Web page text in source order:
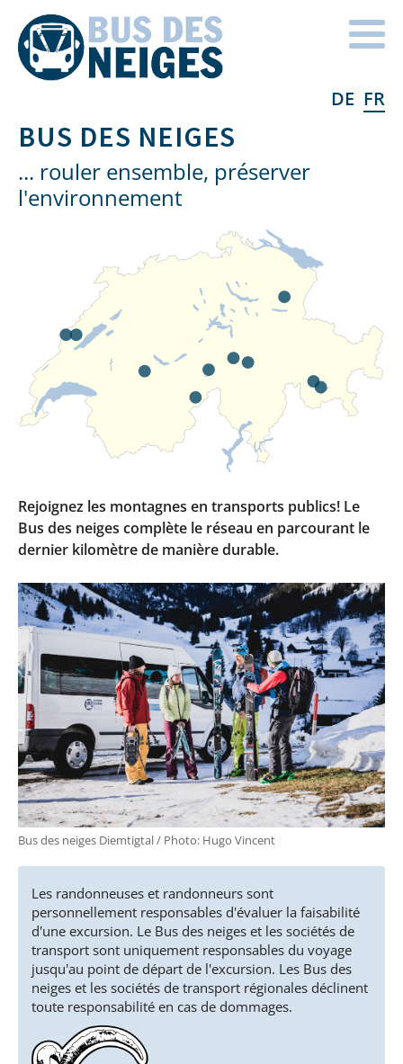
Home
DE FR
BUS DES NEIGES
... rouler ensemble, préserver
l'environnement
Rejoignez les montagnes en transports publics! Le
Bus des neiges complète le réseau en parcourant le
dernier kilomètre de manière durable.
Bus des neiges Diemtigtal / Photo: Hugo Vincent
Les randonneuses et randonneurs sont
personnellement responsables d'évaluer la faisabilité
d'une excursion. Le Bus des neiges et les sociétés de
transport sont uniquement responsables du voyage
jusqu'au point de départ de l'excursion. Les Bus des
neiges et les sociétés de transport régionales déclinent
toute responsabilité en cas de dommages.